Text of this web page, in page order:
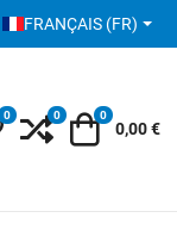
SÉLECTIONNEZ VOTRE
FRANÇAIS (FR)
My Wishlist
0 Compare
0 Votre
0
0,00 €